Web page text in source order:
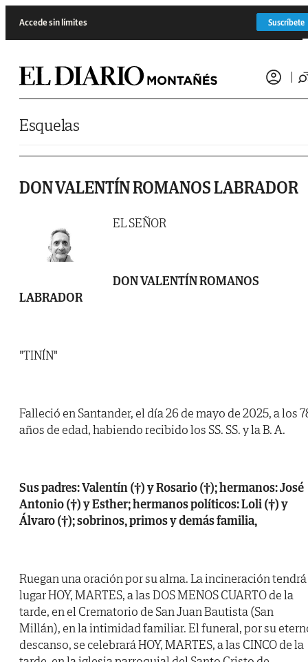
Accede sin límites Suscríbete
Esquelas
DON VALENTÍN ROMANOS LABRADOR
EL SEÑOR
DON VALENTÍN ROMANOS
LABRADOR
"TINÍN"
Falleció en Santander, el día 26 de mayo de 2025, a los
años de edad, habiendo recibido los SS. SS. y la B. A.
Sus padres: Valentín (†) y Rosario (†); hermanos: José
Antonio (†) y Esther; hermanos políticos: Loli (†) y
Álvaro (†); sobrinos, primos y demás familia,
Ruegan una oración por su alma. La incineración tendrá
lugar HOY, MARTES, a las DOS MENOS CUARTO de la
tarde, en el Crematorio de San Juan Bautista (San
Millán), en la intimidad familiar. El funeral, por su
descanso, se celebrará HOY, MARTES, a las CINCO de la